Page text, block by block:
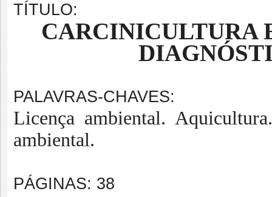
TÍTULO:
CARCINICULTURA
PALAVRAS-CHAVES:
Licença ambiental.
ambiental.
PÁGINAS: 38